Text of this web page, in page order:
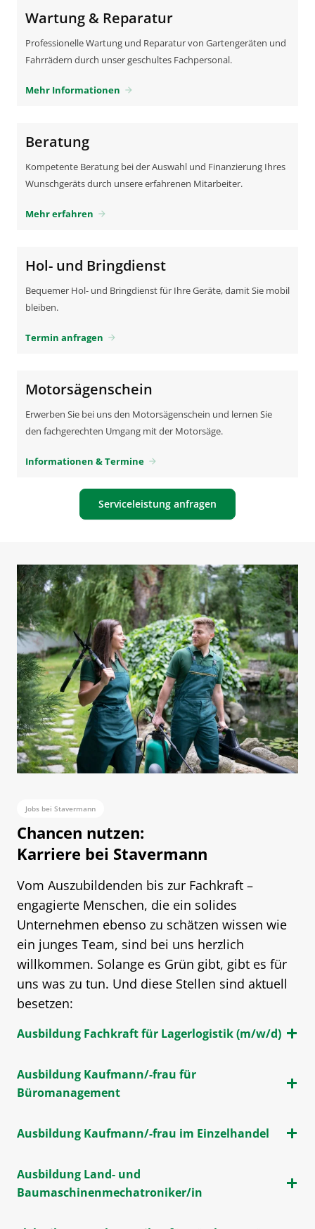
Wartung & Reparatur
Professionelle Wartung und Reparatur von Gartengeräten und
Fahrrädern durch unser geschultes Fachpersonal.
Mehr Informationen arrow_forward
Beratung
Kompetente Beratung bei der Auswahl und Finanzierung Ihres
Wunschgeräts durch unsere erfahrenen Mitarbeiter.
Mehr erfahren arrow_forward
Hol- und Bringdienst
Bequemer Hol- und Bringdienst für Ihre Geräte, damit Sie mobil
bleiben.
Termin anfragen arrow_forward
Motorsägenschein
Erwerben Sie bei uns den Motorsägenschein und lernen Sie
den fachgerechten Umgang mit der Motorsäge.
Informationen & Termine arrow_forward
Serviceleistung anfragen
Jobs bei Stavermann
Chancen nutzen:
Karriere bei Stavermann
Vom Auszubildenden bis zur Fachkraft –
engagierte Menschen, die ein solides
Unternehmen ebenso zu schätzen wissen wie
ein junges Team, sind bei uns herzlich
willkommen. Solange es Grün gibt, gibt es für
uns was zu tun. Und diese Stellen sind aktuell
besetzen:
Ausbildung Fachkraft für Lagerlogistik (m/w/d)
Ausbildung Kaufmann/-frau für
Büromanagement
Ausbildung Kaufmann/-frau im Einzelhandel
Ausbildung Land- und
Baumaschinenmechatroniker/in